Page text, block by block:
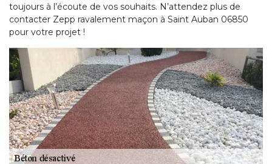
toujours à l’écoute de vos souhaits. N’attendez plus de
contacter Zepp ravalement maçon à Saint Auban 06850
pour votre projet !